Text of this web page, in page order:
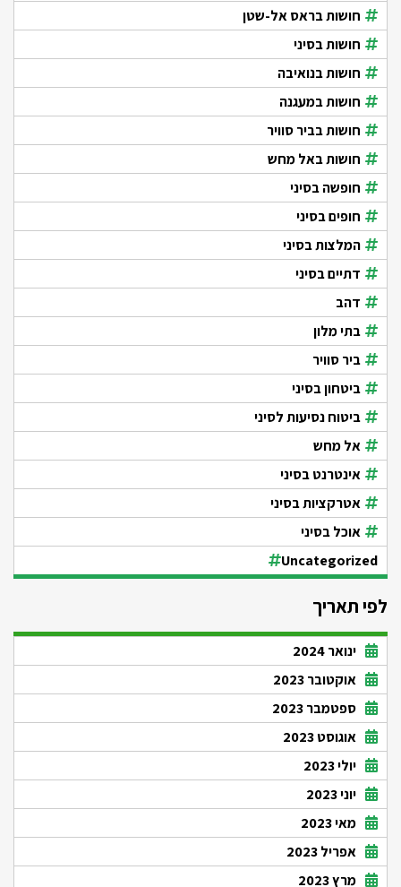
חושות בראס אל-שטן
חושות בסיני
חושות בנואיבה
חושות במעגנה
חושות בביר סוויר
חושות באל מחש
חופשה בסיני
חופים בסיני
המלצות בסיני
דתיים בסיני
דהב
בתי מלון
ביר סוויר
ביטחון בסיני
ביטוח נסיעות לסיני
אל מחש
אינטרנט בסיני
אטרקציות בסיני
אוכל בסיני
Uncategorized
לפי תאריך
ינואר 2024
אוקטובר 2023
ספטמבר 2023
אוגוסט 2023
יולי 2023
יוני 2023
מאי 2023
אפריל 2023
מרץ 2023